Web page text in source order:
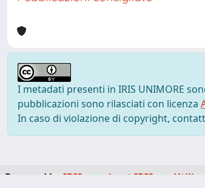
I metadati presenti in IRIS UNIMORE
pubblicazioni sono rilasciati con licenza
In caso di violazione di copyright,
Powered by IRIS about IRIS